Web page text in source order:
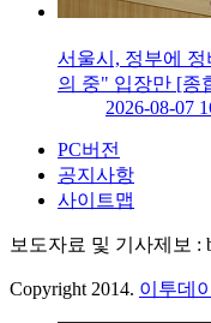
서울시, 정부에
의 중" 입장만 [종
2026-08-07
PC버전
공지사항
사이트맵
보도자료 및 기사제보 :
Copyright 2014. 이투데